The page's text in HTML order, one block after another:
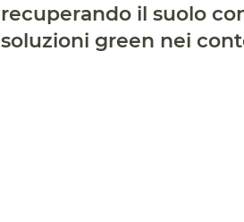
recuperando il suolo
soluzioni green nei